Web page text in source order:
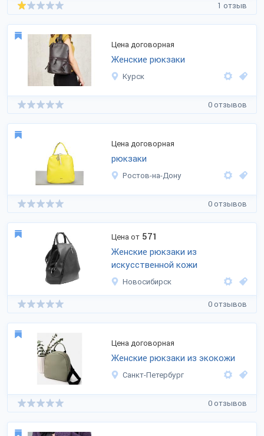
1 отзыв
Цена договорная
Женские рюкзаки
Курск
0 отзывов
Цена договорная
рюкзаки
Ростов-на-Дону
0 отзывов
Цена от 571
Женские рюкзаки из
искусственной кожи
Новосибирск
0 отзывов
Цена договорная
Женские рюкзаки из экокожи
Санкт-Петербург
0 отзывов